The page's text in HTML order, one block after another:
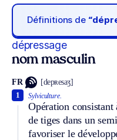
Définitions de
dépressage
nom masculin
FR [depʀesaʒ]
Sylviculture.
Opération
de tiges dans un
favoriser le
1